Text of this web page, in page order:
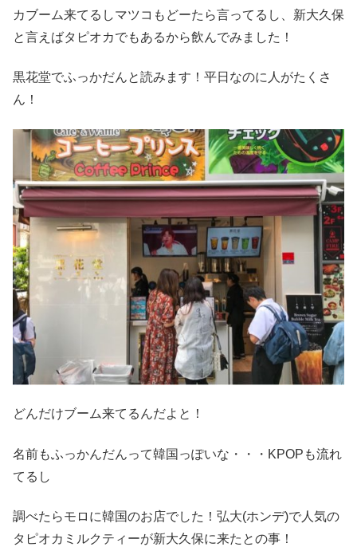
カブーム来てるしマツコもどーたら言ってるし、新大久保
と言えばタピオカでもあるから飲んでみました！
黒花堂でふっかだんと読みます！平日なのに人がたくさ
ん！
どんだけブーム来てるんだよと！
名前もふっかんだんって韓国っぽいな・・・KPOPも流れ
てるし
調べたらモロに韓国のお店でした！弘大(ホンデ)で人気の
タピオカミルクティーが新大久保に来たとの事！